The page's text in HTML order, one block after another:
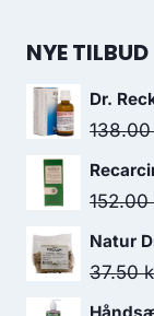
NYE TILBUD
Dr.
152.00
Natur
37.50